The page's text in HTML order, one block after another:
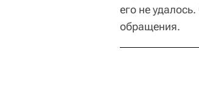
его не
обращения.